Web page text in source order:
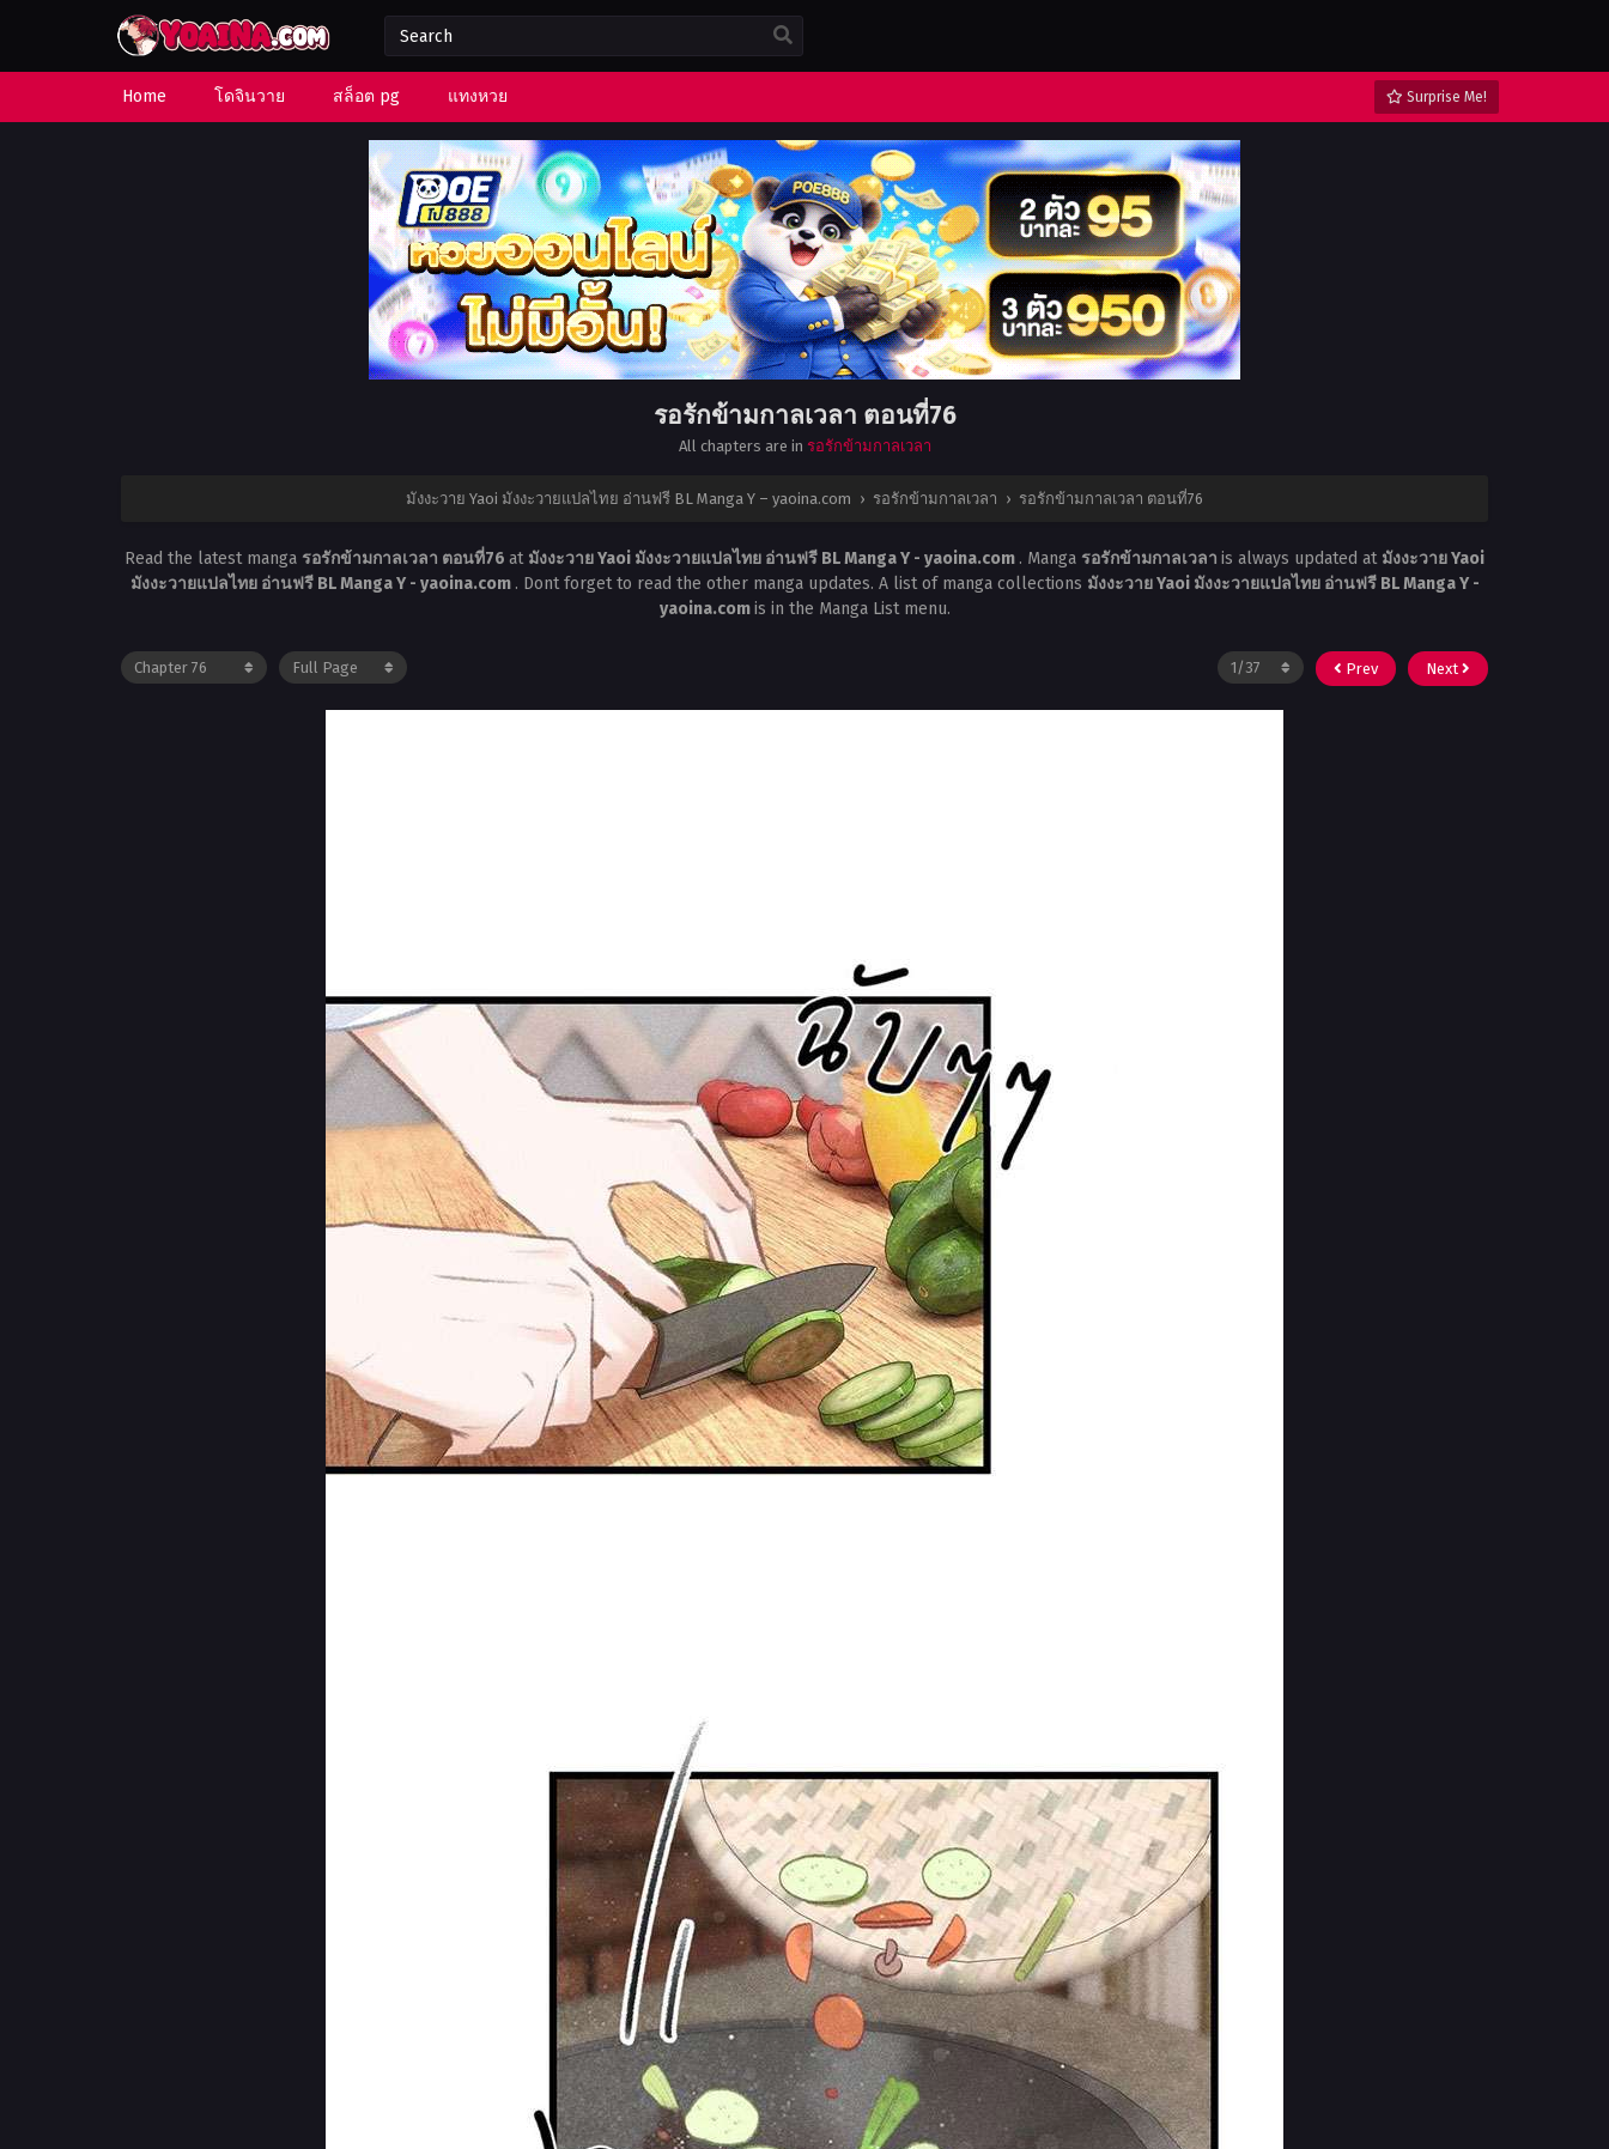
Home โดจินวาย สล็อต pg แทงหวย Surprise Me!
รอรักข้ามกาลเวลา ตอนที่76
All chapters are in รอรักข้ามกาลเวลา
มังงะวาย Yaoi มังงะวายแปลไทย อ่านฟรี BL Manga Y – yaoina.com › รอรักข้ามกาลเวลา › รอรักข้ามกาลเวลา ตอนที่76
Read the latest manga รอรักข้ามกาลเวลา ตอนที่76 at มังงะวาย Yaoi มังงะวายแปลไทย อ่านฟรี BL Manga Y - yaoina.com . Manga รอรักข้ามกาลเวลา is always updated at มังงะวาย Yaoi
มังงะวายแปลไทย อ่านฟรี BL Manga Y - yaoina.com . Dont forget to read the other manga updates. A list of manga collections มังงะวาย Yaoi มังงะวายแปลไทย อ่านฟรี BL Manga Y -
yaoina.comis in the Manga List menu.
Prev Next